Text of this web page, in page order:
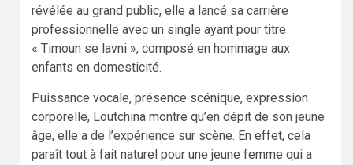
révélée au grand public, elle a lancé sa carrière
professionnelle avec un single ayant pour titre
« Timoun se lavni », composé en hommage aux
enfants en domesticité.
Puissance vocale, présence scénique, expression
corporelle, Loutchina montre qu’en dépit de son jeune
âge, elle a de l’expérience sur scène. En effet, cela
paraît tout à fait naturel pour une jeune femme qui a